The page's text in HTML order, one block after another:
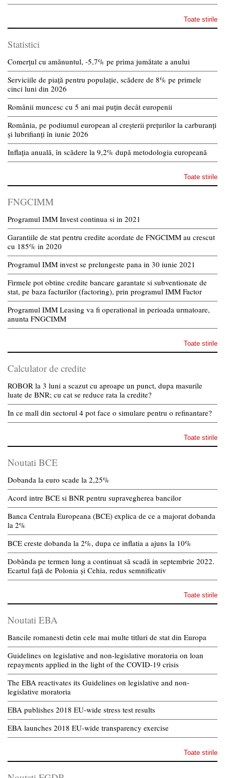
Toate stirile
Statistici
Comerțul cu amănuntul, -5,7% pe prima jumătate a anului
Serviciile de piață pentru populație, scădere de 8% pe primele
cinci luni din 2026
Românii muncesc cu 5 ani mai puțin decât europenii
România, pe podiumul european al creșterii prețurilor la carburanți
și lubrifianți în iunie 2026
Inflația anuală, în scădere la 9,2% după metodologia europeană
Toate stirile
FNGCIMM
Programul IMM Invest continua si in 2021
Garantiile de stat pentru credite acordate de FNGCIMM au crescut
cu 185% in 2020
Programul IMM invest se prelungeste pana in 30 iunie 2021
Firmele pot obtine credite bancare garantate si subventionate de
stat, pe baza facturilor (factoring), prin programul IMM Factor
Programul IMM Leasing va fi operational in perioada urmatoare,
anunta FNGCIMM
Toate stirile
Calculator de credite
ROBOR la 3 luni a scazut cu aproape un punct, dupa masurile
luate de BNR; cu cat se reduce rata la credite?
In ce mall din sectorul 4 pot face o simulare pentru o refinantare?
Toate stirile
Noutati BCE
Dobanda la euro scade la 2,25%
Acord intre BCE si BNR pentru supravegherea bancilor
Banca Centrala Europeana (BCE) explica de ce a majorat dobanda
la 2%
BCE creste dobanda la 2%, dupa ce inflatia a ajuns la 10%
Dobânda pe termen lung a continuat să scadă in septembrie 2022.
Ecartul față de Polonia și Cehia, redus semnificativ
Toate stirile
Noutati EBA
Bancile romanesti detin cele mai multe titluri de stat din Europa
Guidelines on legislative and non-legislative moratoria on loan
repayments applied in the light of the COVID-19 crisis
The EBA reactivates its Guidelines on legislative and non-
legislative moratoria
EBA publishes 2018 EU-wide stress test results
EBA launches 2018 EU-wide transparency exercise
Toate stirile